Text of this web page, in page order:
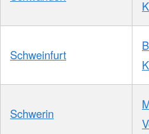
Schweinfurt
Schwerin